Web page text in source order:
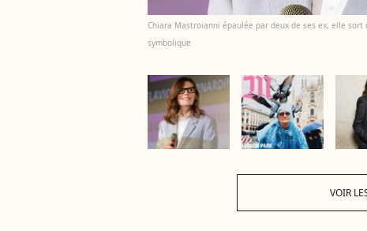
Chiara Mastroianni épaulée par deux de ses ex, elle
symbolique
VOIR